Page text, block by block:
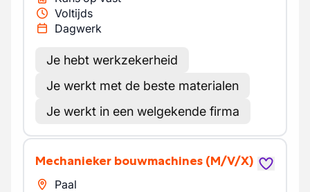
Voltijds
Dagwerk
Je hebt werkzekerheid
Je werkt met de beste materialen
Je werkt in een welgekende firma
Mechanieker bouwmachines (M/V/X)
Paal